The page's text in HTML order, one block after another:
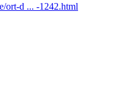
ort-d ... -1242.html